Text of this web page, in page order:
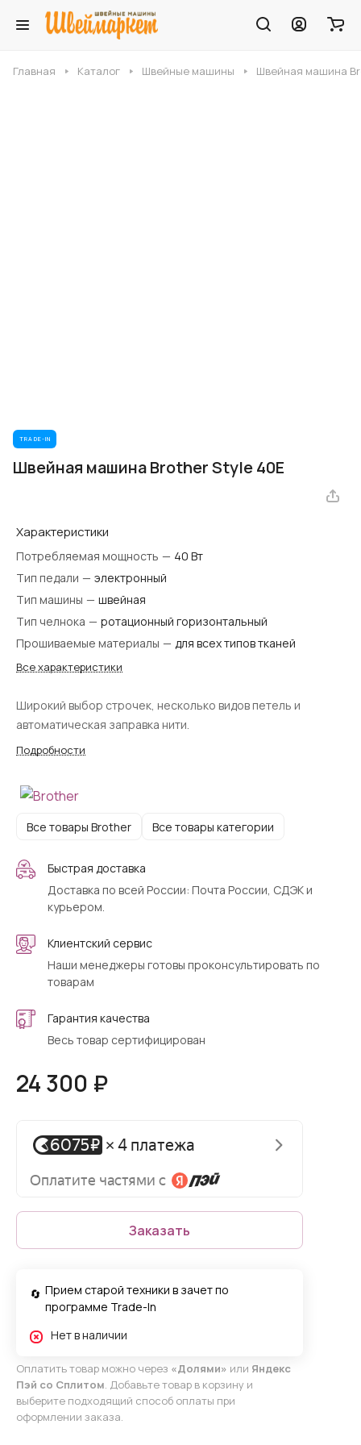
Главная Каталог Швейные машины Швейная машина
TRADE-IN
Швейная машина Brother Style 40E
Характеристики
Потребляемая мощность — 40 Вт
Тип педали — электронный
Тип машины — швейная
Тип челнока — ротационный горизонтальный
Прошиваемые материалы — для всех типов тканей
Все характеристики
Широкий выбор строчек, несколько видов петель и
автоматическая заправка нити.
Подробности
Все товары Brother Все товары категории
Быстрая доставка
Доставка по всей России: Почта России, СДЭК и
курьером.
Клиентский сервис
Наши менеджеры готовы проконсультировать по
товарам
Гарантия качества
Весь товар сертифицирован
24 300 ₽
Заказать
Прием старой техники в зачет по
программе Trade-In
Нет в наличии
Оплатить товар можно через «Долями» или Яндекс
Пэй со Сплитом. Добавьте товар в корзину и
выберите подходящий способ оплаты при
оформлении заказа.